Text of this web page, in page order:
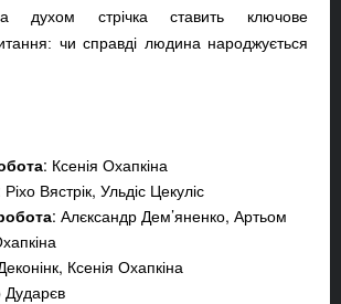
духом стрічка ставить ключове
чи справді людина народжується
: Ксенія Охапкіна
Ріхо Вястрік, Ульдіс Цекуліс
: Алєксандр Дем’яненко, Артьом
Ксенія Охапкіна
Дударєв